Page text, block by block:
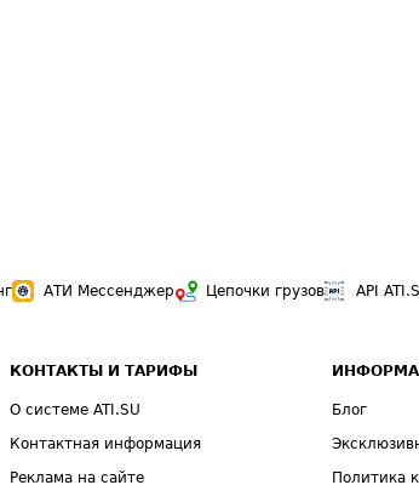
АТИ Мессенджер Цепочки грузов API
КОНТАКТЫ И ТАРИФЫ
О системе ATI.SU
Контактная информация
Реклама на сайте
Блог
Политика